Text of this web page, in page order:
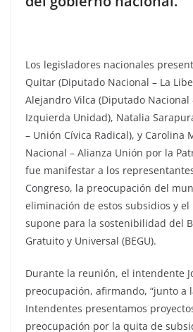
Los legisladores nacionales
Quitar (Diputado Nacional – La
Alejandro Vilca (Diputado Nacional
Izquierda Unidad), Natalia
– Unión Cívica Radical), y Carolina
Nacional – Alianza Unión por la
fue manifestar a los
Congreso, la preocupación del
eliminación de estos subsidios y el
supone para la sostenibilidad del
Gratuito y Universal (BEGU).
Durante la reunión, el intendente
preocupación, afirmando, “junto a
Intendentes presentamos
preocupación por la quita de